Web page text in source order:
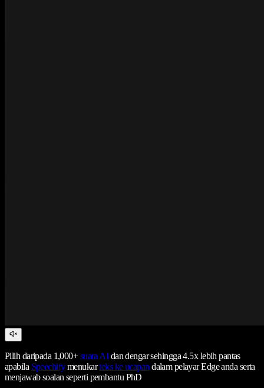
Pilih daripada 1,000+suara AIdan dengar sehingga 4.5x lebih pantas
apabila Speechifymenukarteks ke ucapan dalam pelayar Edge anda serta
menjawab soalan seperti pembantu PhD